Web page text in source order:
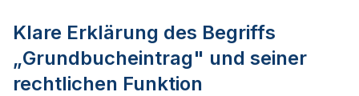
Klare Erklärung des Begriffs
„Grundbucheintrag" und seiner
rechtlichen Funktion